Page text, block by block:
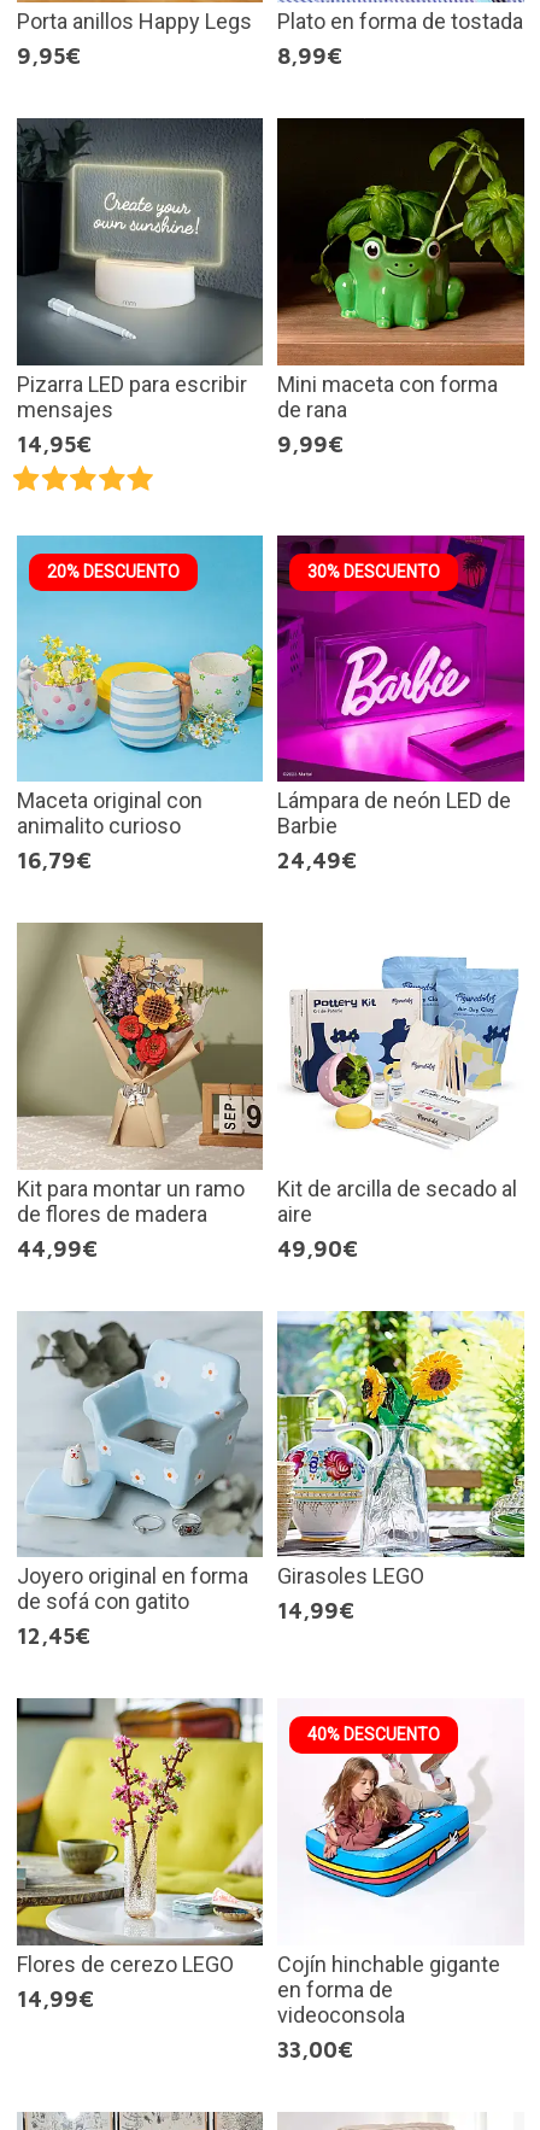
Porta anillos Happy Legs
9,95€
Plato en forma de tostada
8,99€
Pizarra LED para escribir
mensajes
14,95€
Mini maceta con forma
de rana
9,99€
20% DESCUENTO
Maceta original con
animalito curioso
16,79€
30% DESCUENTO
Lámpara de neón LED de
Barbie
24,49€
Kit para montar un ramo
de flores de madera
44,99€
Kit de arcilla de secado al
aire
49,90€
Joyero original en forma
de sofá con gatito
12,45€
Girasoles LEGO
14,99€
Flores de cerezo LEGO
14,99€
40% DESCUENTO
Cojín hinchable gigante
en forma de
videoconsola
33,00€